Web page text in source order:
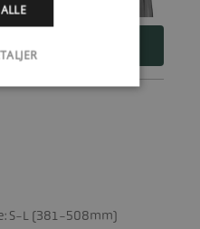
S-L (381-508mm)